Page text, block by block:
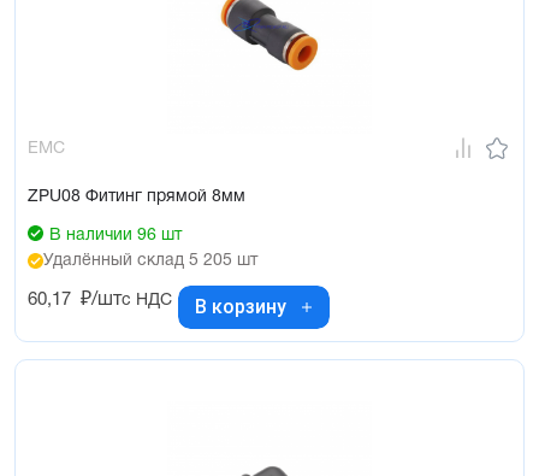
EMC
ZPU08 Фитинг прямой 8мм
В наличии 96 шт
Удалённый склад 5 205 шт
60,17 ₽/штс НДС В корзину